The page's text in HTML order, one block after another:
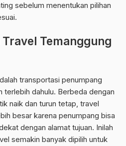
sebelum menentukan pilihan
Temanggung
transportasi penumpang
terlebih dahulu. Berbeda dengan
naik dan turun tetap, travel
besar karena penumpang bisa
dengan alamat tujuan. Inilah
semakin banyak dipilih untuk